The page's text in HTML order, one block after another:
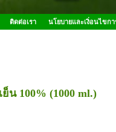
ติดต่อเรา นโยบายและเงิ่อนไขกา
น 100% (1000 ml.)